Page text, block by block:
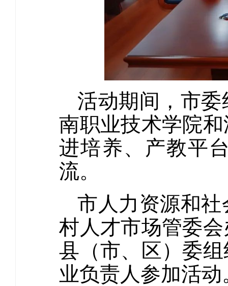
活动期间，市
南职业技术学院
进培养、产教平
流。
市人力资源和
村人才市场管委
县（市、区）委
业负责人参加活动